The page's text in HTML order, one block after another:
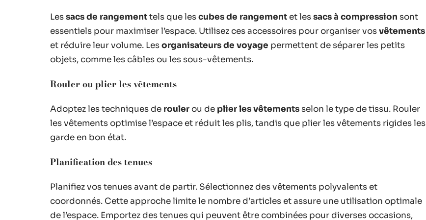
Lessacs de rangementtels que lescubes de rangement et lessacs à compression sont
essentiels pour maximiser l’espace. Utilisez ces accessoires pour organiser vosvêtements
et réduire leur volume. Lesorganisateurs de voyage permettent de séparer les petits
objets, comme les câbles ou les sous-vêtements.
Rouler ou plier les vêtements
Adoptez les techniques de rouler ou de plier les vêtements selon le type de tissu. Rouler
les vêtements optimise l’espace et réduit les plis, tandis que plier les vêtements rigides les
garde en bon état.
Planification des tenues
Planifiez vos tenues avant de partir. Sélectionnez des vêtements polyvalents et
coordonnés. Cette approche limite le nombre d’articles et assure une utilisation optimale
de l’espace. Emportez des tenues qui peuvent être combinées pour diverses occasions,